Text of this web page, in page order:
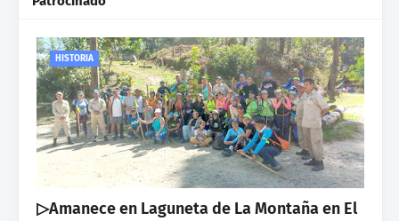
HISTORIA
▷Amanece en Laguneta de La Montaña en El